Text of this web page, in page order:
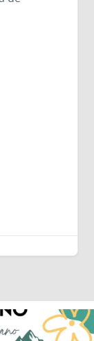
corazón
cambian,
alegría también se han
sentido...